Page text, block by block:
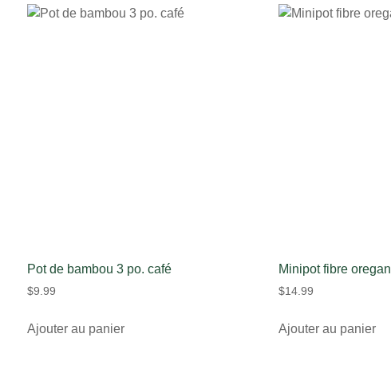
Pot de bambou 3 po. café
$9.99
Ajouter au panier
Minipot fibre oregan
$14.99
Ajouter au panier